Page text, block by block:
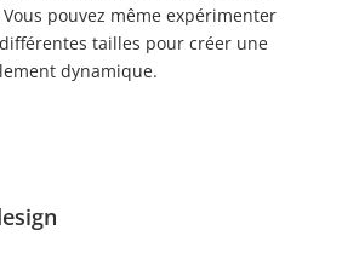
pouvez même expérimenter
tailles pour créer une
dynamique.